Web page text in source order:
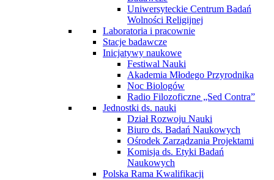
Uniwersyteckie Centrum Badań
Wolności Religijnej
Laboratoria i pracownie
Stacje badawcze
Inicjatywy naukowe
Festiwal Nauki
Akademia Młodego Przyrodnika
Noc Biologów
Radio Filozoficzne „Sed Contra”
Jednostki ds. nauki
Dział Rozwoju Nauki
Biuro ds. Badań Naukowych
Ośrodek Zarządzania Projektami
Komisja ds. Etyki Badań
Naukowych
Polska Rama Kwalifikacji